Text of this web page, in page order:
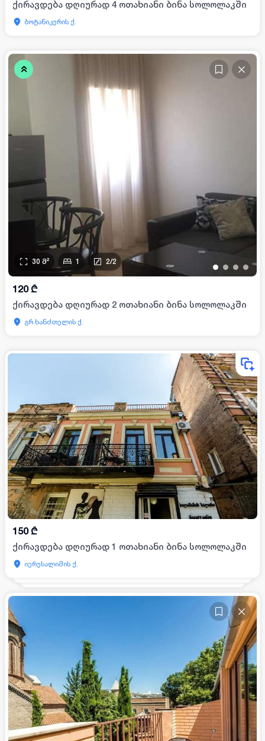
ქირავდება დღიურად 4 ოთახიანი ბინა სოლოლაკში
ბოტანიკურის ქ.
• • • •
30 მ² 1 2/2
120 ₾
ქირავდება დღიურად 2 ოთახიანი ბინა სოლოლაკში
გრ.ხანძთელის ქ.
150 ₾
ქირავდება დღიურად 1 ოთახიანი ბინა სოლოლაკში
იერუსალიმის ქ.